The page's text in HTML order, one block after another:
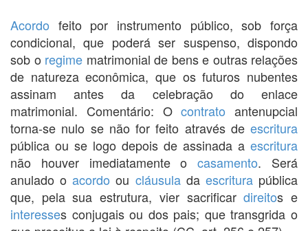
Acordo feito por instrumento público, sob força
condicional, que poderá ser suspenso, dispondo
sob o regime matrimonial de bens e outras relações
de natureza econômica, que os futuros nubentes
assinam antes da celebração do enlace
matrimonial. Comentário: Ocontrato antenupcial
torna-se nulo se não for feito através de escritura
pública ou se logo depois de assinada a escritura
não houver imediatamente ocasamento. Será
anulado oacordo ou cláusulada escriturapública
que, pela sua estrutura, vier sacrificardireitos e
interesses conjugais ou dos pais; que transgrida o